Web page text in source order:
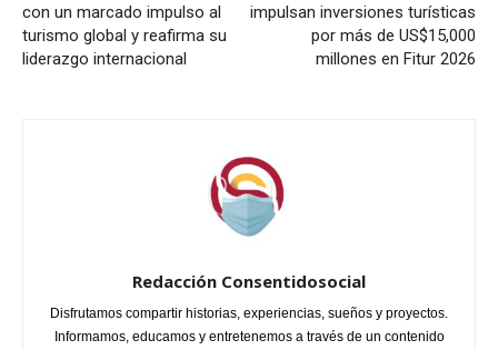
con un marcado impulso al
turismo global y reafirma su
liderazgo internacional
impulsan inversiones turísticas
por más de US$15,000
millones en Fitur 2026
Redacción Consentidosocial
Disfrutamos compartir historias, experiencias, sueños y proyectos.
Informamos, educamos y entretenemos a través de un contenido